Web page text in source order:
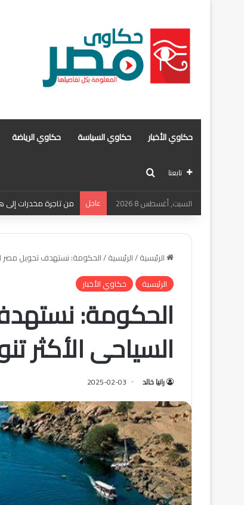
حكاوي الأخبار حكاوي السياسة حكاوي الرياضة
تابعنا بحث عن
السبت, أغسطس 8 2026 عاجل من تاجرة مخدرات إلى
الرئيسية/الرئيسية/الحكومة: نستهدف تحويل مصر
الرئيسية
حكاوي الأخبار
الحكومة:
السياحى الأكثر
رانيا خالد 2025-02-03